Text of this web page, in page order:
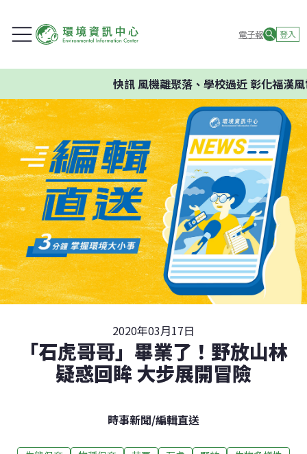
電子報 登入
快訊風機離聚落、學校過近 彰化福漢風
2020年03月17日
「石虎哥哥」畢業了！野放山林
疑惑回眸 大步展開冒險
時事新聞/編輯直送